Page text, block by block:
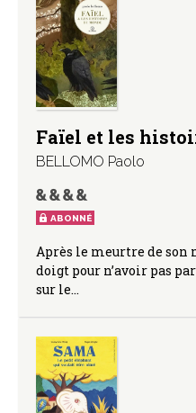
Faïel et les
BELLOMO Paolo
ABONNÉ
Après le meurtre de
doigt pour n’avoir pas
sur le…